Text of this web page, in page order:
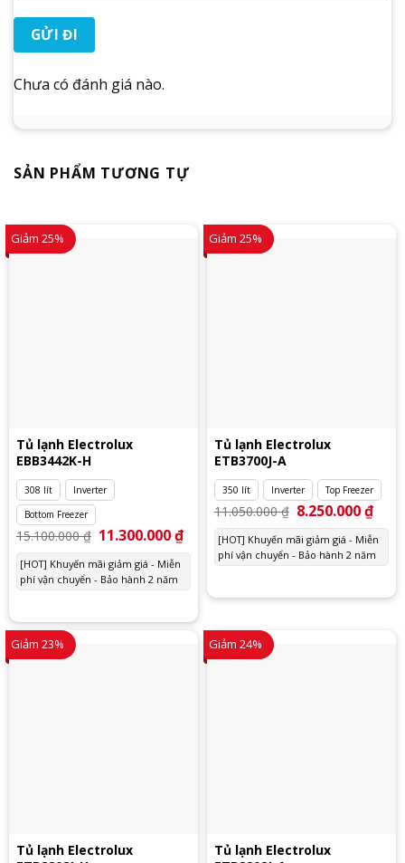
Chưa có đánh giá nào.
SẢN PHẨM TƯƠNG TỰ
Giảm 25%
Tủ lạnh Electrolux
EBB3442K-H
308 lít
Inverter
Bottom Freezer
15.100.000₫ Giá
gốc
là:
15.100.000 ₫.
11.300.000₫Giá
tại
[HOT] Khuyến mãi giảm giá - Miễn
phí vận chuyển - Bảo hành 2 năm
Giảm 25%
Tủ lạnh Electrolux
ETB3700J-A
350 lít Inverter Top Freezer
11.050.000₫ Giá
gốc
là:
11.050.000 ₫.
8.250.000₫Giá
tại
là:
[HOT] Khuyến mãi giảm giá - Miễn
phí vận chuyển - Bảo hành 2 năm
Giảm 23%
Tủ lạnh Electrolux
Giảm 24%
Tủ lạnh Electrolux